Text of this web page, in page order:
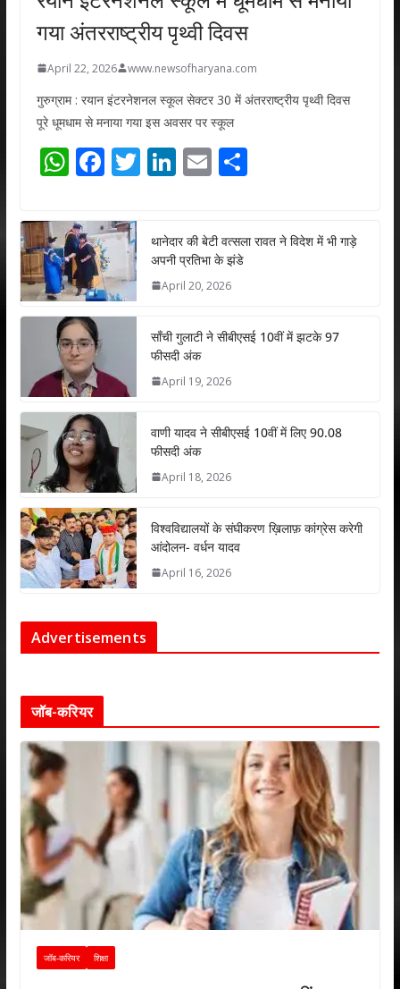
गया अंतरराष्ट्रीय पृथ्वी दिवस
April 22, 2026 www.newsofharyana.com
गुरुग्राम : रयान इंटरनेशनल स्कूल सेक्टर 30 में अंतरराष्ट्रीय पृथ्वी दिवस
पूरे धूमधाम से मनाया गया इस अवसर पर स्कूल
W
at
s
A
p
p
F
e
b
o
o
T
er
Li
e
dI
E
l
S
e
थानेदार की बेटी वत्सला रावत ने विदेश में भी गाड़े
अपनी प्रतिभा के झंडे
April 20, 2026
साँची गुलाटी ने सीबीएसई 10वीं में झटके 97
फीसदी अंक
April 19, 2026
वाणी यादव ने सीबीएसई 10वीं में लिए 90.08
फीसदी अंक
April 18, 2026
विश्वविद्यालयों के संघीकरण ख़िलाफ़ कांग्रेस करेगी
आंदोलन- वर्धन यादव
April 16, 2026
Advertisements
जॉब-करियर
जॉब-करियर शिक्षा